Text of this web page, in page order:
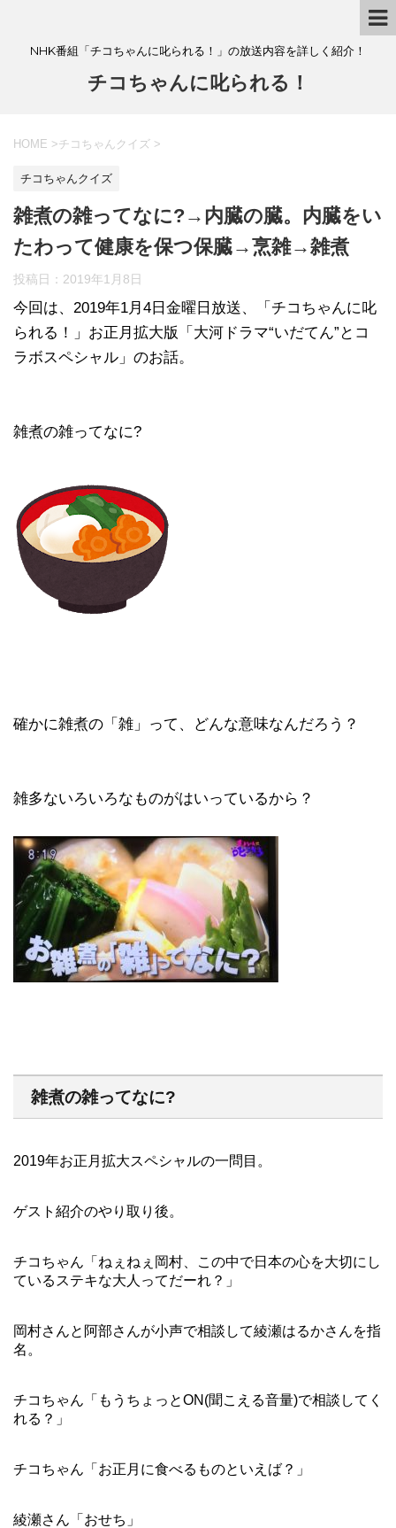
NHK番組「チコちゃんに叱られる！」の放送内容を詳しく紹介！
チコちゃんに叱られる！
HOME >チコちゃんクイズ >
チコちゃんクイズ
雑煮の雑ってなに?→内臓の臓。内臓をい
たわって健康を保つ保臓→烹雑→雑煮
投稿日： 2019年1月8日
今回は、2019年1月4日金曜日放送、「チコちゃんに叱
られる！」お正月拡大版「大河ドラマ“いだてん”とコ
ラボスペシャル」のお話。
雑煮の雑ってなに?
確かに雑煮の「雑」って、どんな意味なんだろう？
雑多ないろいろなものがはいっているから？
雑煮の雑ってなに?
2019年お正月拡大スペシャルの一問目。
ゲスト紹介のやり取り後。
チコちゃん「ねぇねぇ岡村、この中で日本の心を大切にし
ているステキな大人ってだーれ？」
岡村さんと阿部さんが小声で相談して綾瀬はるかさんを指
名。
チコちゃん「もうちょっとON(聞こえる音量)で相談してく
れる？」
チコちゃん「お正月に食べるものといえば？」
綾瀬さん「おせち」